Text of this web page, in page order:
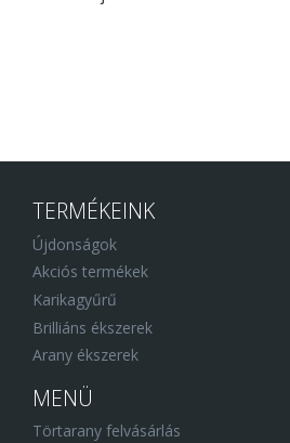
TERMÉKEINK
Újdonságok
Akciós termékek
Karikagyűrű
Brilliáns ékszerek
Arany ékszerek
MENÜ
Törtarany felvásárlás